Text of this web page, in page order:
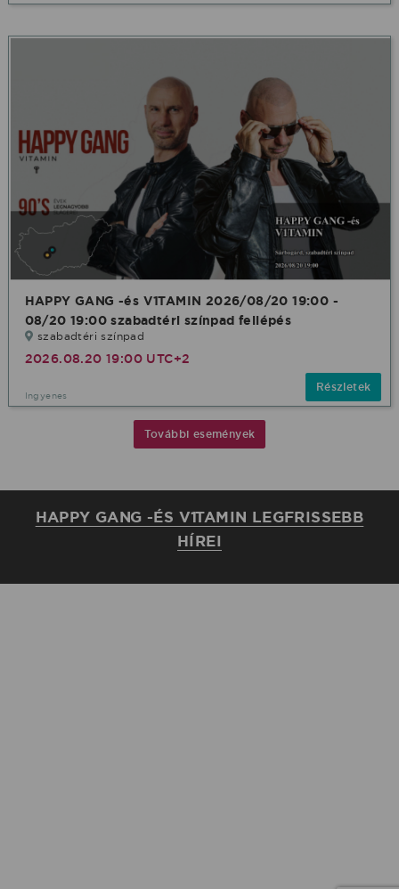
HAPPY GANG -és V1TAMIN 2026/08/20 19:00 -
08/20 19:00 szabadtéri színpad fellépés
szabadtéri színpad
2026.08.20 19:00 UTC+2
Ingyenes
Részletek
További események
HAPPY GANG -ÉS V1TAMIN LEGFRISSEBB
HÍREI